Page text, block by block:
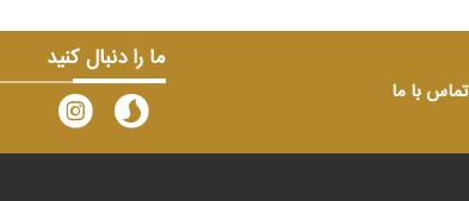
تماس با ما
ما را دنبال کنید